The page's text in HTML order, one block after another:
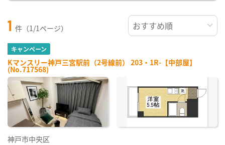
1 件（1/1ページ）
キャンペーン
Kマンスリー神戸三宮駅前（2号線前） 203・1R-【中部屋】
(No.717568)
神戸市中央区